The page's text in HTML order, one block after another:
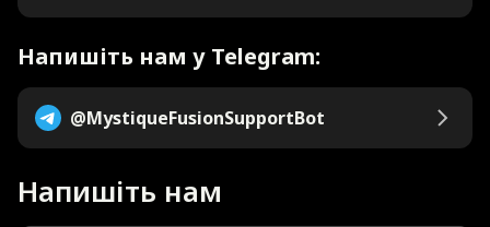
Напишіть нам
Напишіть нам у Telegram:
@MystiqueFusionSupportBot